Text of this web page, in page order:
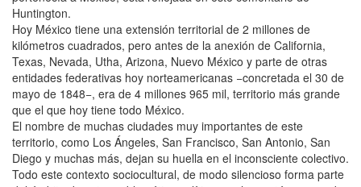
Huntington.
Hoy México tiene una extensión territorial de 2 millones de
kilómetros cuadrados, pero antes de la anexión de California,
Texas, Nevada, Utha, Arizona, Nuevo México y parte de otras
entidades federativas hoy norteamericanas −concretada el 30 de
mayo de 1848−, era de 4 millones 965 mil, territorio más grande
que el que hoy tiene todo México.
El nombre de muchas ciudades muy importantes de este
territorio, como Los Ángeles, San Francisco, San Antonio, San
Diego y muchas más, dejan su huella en el inconsciente colectivo.
Todo este contexto sociocultural, de modo silencioso forma parte